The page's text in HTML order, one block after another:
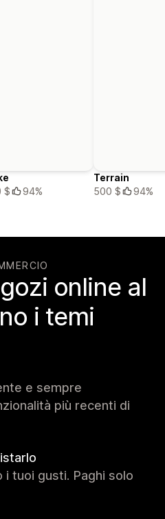
$
94%
Terrain
500 $
94%
online al
i temi
e sempre
più recenti di
i tuoi gusti. Paghi solo